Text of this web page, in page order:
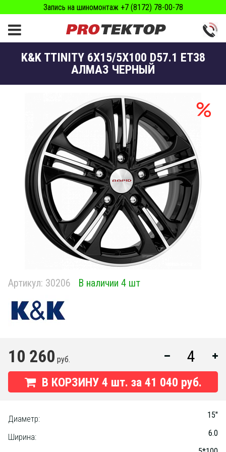
Запись на шиномонтаж +7 (8172) 78-00-78
K&K TTINITY 6X15/5X100 D57.1 ET38
АЛМАЗ ЧЕРНЫЙ
Артикул: 30206 В наличии 4 шт
10 260 руб.
В КОРЗИНУ 4 шт. за 41 040 руб.
Диаметр: 15"
Ширина: 6.0